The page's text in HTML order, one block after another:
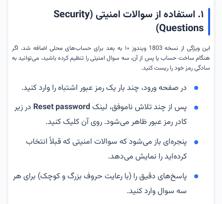
۱. استفاده از سوالات امنیتی (Security
Questions)
این ویژگی از نسخه 1803 ویندوز ۱۰ به بعد برای حساب‌های محلی اضافه شد. اگر
هنگام ساخت حساب یا پس از آن، سه سوال امنیتی را تنظیم کرده باشید، می‌توانید به
سادگی رمز خود را ریست کنید.
در صفحه ورود، چند بار یک رمز عبور اشتباه را وارد کنید.
پس از چند تلاش ناموفق، لینکReset password در زیر
کادر رمز عبور ظاهر می‌شود. روی آن کلیک کنید.
پنجره‌ای باز می‌شود که سوالات امنیتی که قبلاً انتخاب
کرده‌اید را نمایش می‌دهد.
پاسخ‌های دقیق را (با رعایت حروف بزرگ و کوچک) برای هر
سه سوال وارد کنید.